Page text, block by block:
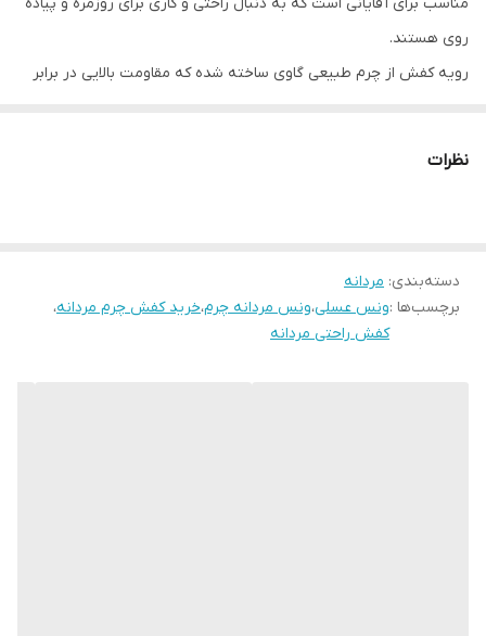
روی هستند.
رویه کفش از چرم طبیعی گاوی ساخته شده که مقاومت بالایی در برابر
این کفش چرمی با رنگ پرطرفدار عسلی قابل ست شدن با استایل اسپرت
اگه یه کفش چرم اسپرت مناسب روزمره و پیاده روی میخوای همین الان
ثبت سفارش کن
نظرات
دسته‌بندی: مردانه
برچسب‌ها :ونس عسلی،ونس مردانه چرم،خرید کفش چرم مردانه،
کفش راحتی مردانه